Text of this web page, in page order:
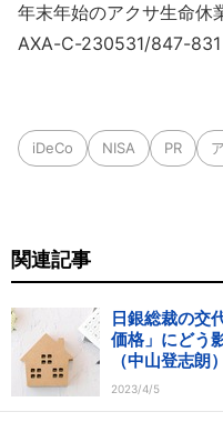
年末年始のアクサ生命休
AXA-C-230531/847-831
iDeCo NISA PR
関連記事
日銀総裁の交
価格」にどう
（中山登志朗）
2023/4/5